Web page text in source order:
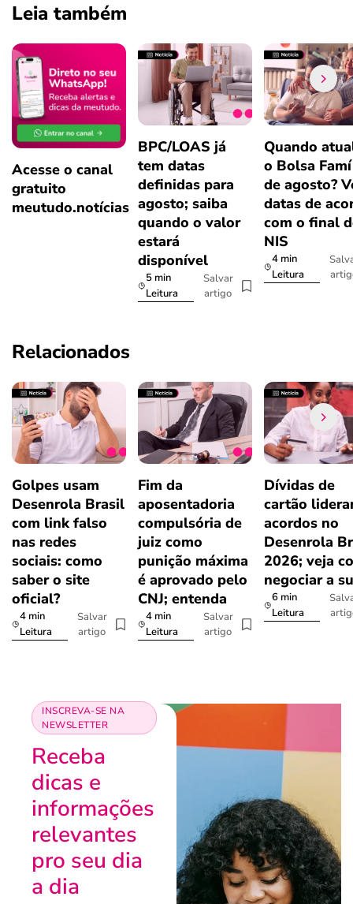
Leia também
Acesse o canal
gratuito
meutudo.notícias
BPC/LOAS já
tem datas
definidas para
agosto; saiba
quando o valor
estará
disponível
5 min
Leitura
Salvar
artigo
Quando
o Bolsa
de agosto?
datas de
com o final
NIS
4 min
Leitura
Relacionados
Golpes usam
Desenrola Brasil
com link falso
nas redes
sociais: como
saber o site
oficial?
4 min
Leitura
Salvar
artigo
Fim da
aposentadoria
compulsória de
juiz como
punição máxima
é aprovado pelo
CNJ; entenda
4 min
Leitura
Salvar
artigo
Dívidas de
cartão
acordos no
Desenrola
2026; veja
negociar a
6 min
Leitura
INSCREVA-SE NA
NEWSLETTER
Receba
dicas e
informações
relevantes
pro seu dia
a dia